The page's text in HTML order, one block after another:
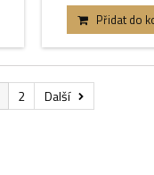
Přidat do
2 Další